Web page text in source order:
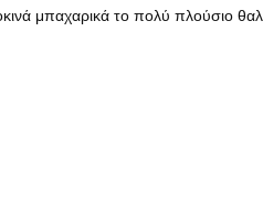
μπαχαρικά το πολύ πλούσιο